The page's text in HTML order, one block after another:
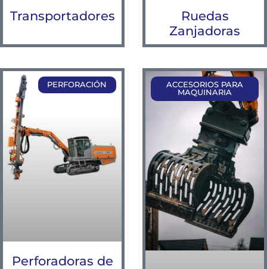
Transportadores
Ruedas
Zanjadoras
PERFORACIÓN
Perforadoras de
ACCESORIOS PARA
MAQUINARIA